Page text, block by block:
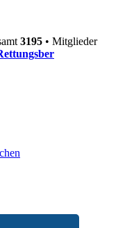
3195 • Mitglieder